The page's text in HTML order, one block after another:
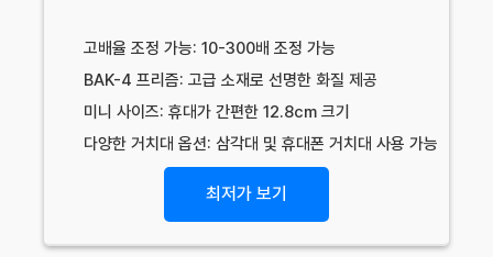
고배율 조정 가능: 10-300배 조정 가능
BAK-4 프리즘: 고급 소재로 선명한 화질 제공
미니 사이즈: 휴대가 간편한 12.8cm 크기
다양한 거치대 옵션: 삼각대 및 휴대폰 거치대 사용 가능
최저가 보기